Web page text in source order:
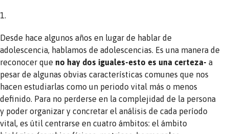
1.
Desde hace algunos años en lugar de hablar de
adolescencia, hablamos de adolescencias. Es una manera de
reconocer que no hay dos iguales-esto es una certeza- a
pesar de algunas obvias características comunes que nos
hacen estudiarlas como un periodo vital más o menos
definido. Para no perderse en la complejidad de la persona
y poder organizar y concretar el análisis de cada período
vital, es útil centrarse en cuatro ámbitos: el ámbito